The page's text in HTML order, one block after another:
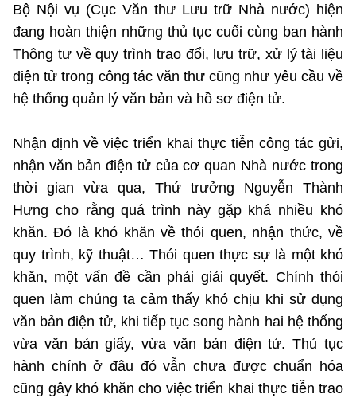
Bộ Nội vụ (Cục Văn thư Lưu trữ Nhà nước) hiện
đang hoàn thiện những thủ tục cuối cùng ban hành
Thông tư về quy trình trao đổi, lưu trữ, xử lý tài liệu
điện tử trong công tác văn thư cũng như yêu cầu về
hệ thống quản lý văn bản và hồ sơ điện tử.
Nhận định về việc triển khai thực tiễn công tác gửi,
nhận văn bản điện tử của cơ quan Nhà nước trong
thời gian vừa qua, Thứ trưởng Nguyễn Thành
Hưng cho rằng quá trình này gặp khá nhiều khó
khăn. Đó là khó khăn về thói quen, nhận thức, về
quy trình, kỹ thuật… Thói quen thực sự là một khó
khăn, một vấn đề cần phải giải quyết. Chính thói
quen làm chúng ta cảm thấy khó chịu khi sử dụng
văn bản điện tử, khi tiếp tục song hành hai hệ thống
vừa văn bản giấy, vừa văn bản điện tử. Thủ tục
hành chính ở đâu đó vẫn chưa được chuẩn hóa
cũng gây khó khăn cho việc triển khai thực tiễn trao